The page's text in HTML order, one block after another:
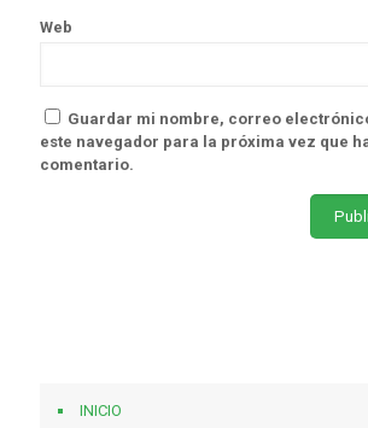
Web
Guardar mi nombre, correo
este navegador para la próxima vez que
comentario.
INICIO